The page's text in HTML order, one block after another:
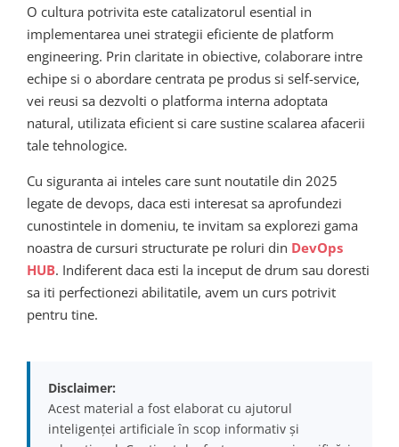
O cultura potrivita este catalizatorul esential in
implementarea unei strategii eficiente de platform
engineering. Prin claritate in obiective, colaborare intre
echipe si o abordare centrata pe produs si self-service,
vei reusi sa dezvolti o platforma interna adoptata
natural, utilizata eficient si care sustine scalarea afacerii
tale tehnologice.
Cu siguranta ai inteles care sunt noutatile din 2025
legate de devops, daca esti interesat sa aprofundezi
cunostintele in domeniu, te invitam sa explorezi gama
noastra de cursuri structurate pe roluri din DevOps
HUB. Indiferent daca esti la inceput de drum sau doresti
sa iti perfectionezi abilitatile, avem un curs potrivit
pentru tine.
Disclaimer:
Acest material a fost elaborat cu ajutorul
inteligenței artificiale în scop informativ și